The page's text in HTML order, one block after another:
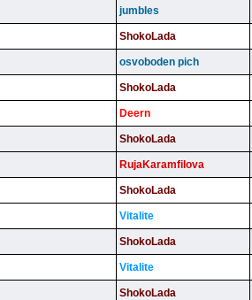
jumbles
ShokoLada
osvoboden pich
ShokoLada
Deern
ShokoLada
RujaKaramfilova
ShokoLada
Vitalite
ShokoLada
Vitalite
ShokoLada